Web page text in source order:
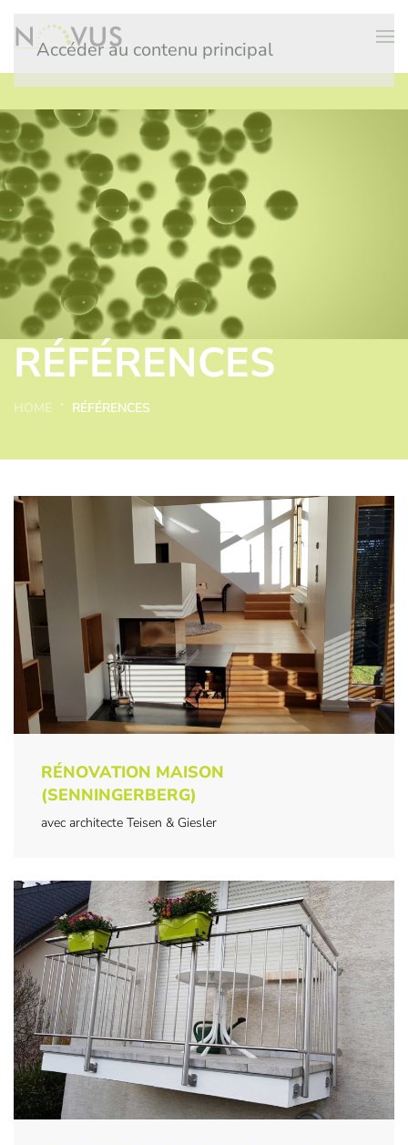
Accéder au contenu principal
RÉFÉRENCES
HOME RÉFÉRENCES
RÉNOVATION MAISON
(SENNINGERBERG)
avec architecte Teisen & Giesler